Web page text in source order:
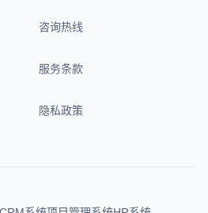
咨询热线
服务条款
隐私政策